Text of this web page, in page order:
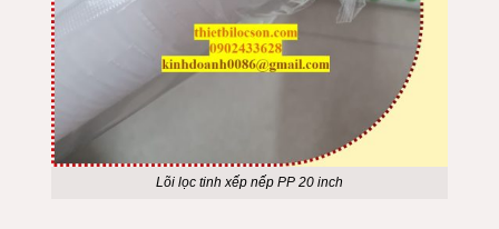
Lõi lọc tinh xếp nếp PP 20 inch